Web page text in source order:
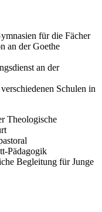
für die Fächer
an der Goethe
an der
Schulen in
Theologische
Pädagogik
Begleitung für Junge